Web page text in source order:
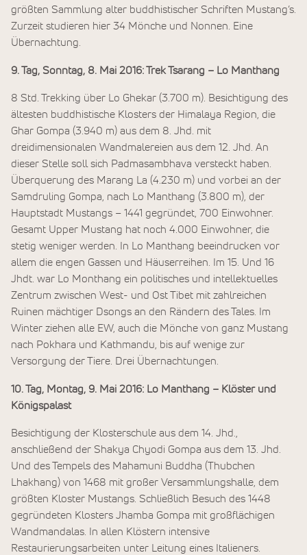
größten Sammlung alter buddhistischer Schriften Mustang‘s.
Zurzeit studieren hier 34 Mönche und Nonnen. Eine
Übernachtung.
9. Tag, Sonntag, 8. Mai 2016: Trek Tsarang – Lo Manthang
8 Std. Trekking über Lo Ghekar (3.700 m). Besichtigung des
ältesten buddhistische Klosters der Himalaya Region, die
Ghar Gompa (3.940 m) aus dem 8. Jhd. mit
dreidimensionalen Wandmalereien aus dem 12. Jhd. An
dieser Stelle soll sich Padmasambhava versteckt haben.
Überquerung des Marang La (4.230 m) und vorbei an der
Samdruling Gompa, nach Lo Manthang (3.800 m), der
Hauptstadt Mustangs – 1441 gegründet, 700 Einwohner.
Gesamt Upper Mustang hat noch 4.000 Einwohner, die
stetig weniger werden. In Lo Manthang beeindrucken vor
allem die engen Gassen und Häuserreihen. Im 15. Und 16
Jhdt. war Lo Monthang ein politisches und intellektuelles
Zentrum zwischen West- und Ost Tibet mit zahlreichen
Ruinen mächtiger Dsongs an den Rändern des Tales. Im
Winter ziehen alle EW, auch die Mönche von ganz Mustang
nach Pokhara und Kathmandu, bis auf wenige zur
Versorgung der Tiere. Drei Übernachtungen.
10. Tag, Montag, 9. Mai 2016: Lo Manthang – Klöster und
Königspalast
Besichtigung der Klosterschule aus dem 14. Jhd.,
anschließend der Shakya Chyodi Gompa aus dem 13. Jhd.
Und des Tempels des Mahamuni Buddha (Thubchen
Lhakhang) von 1468 mit großer Versammlungshalle, dem
größten Kloster Mustangs. Schließlich Besuch des 1448
gegründeten Klosters Jhamba Gompa mit großflächigen
Wandmandalas. In allen Klöstern intensive
Restaurierungsarbeiten unter Leitung eines Italieners.